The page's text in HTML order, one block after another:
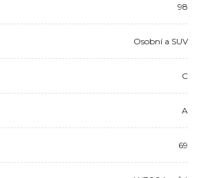
98
Osobní a SUV
C
A
69